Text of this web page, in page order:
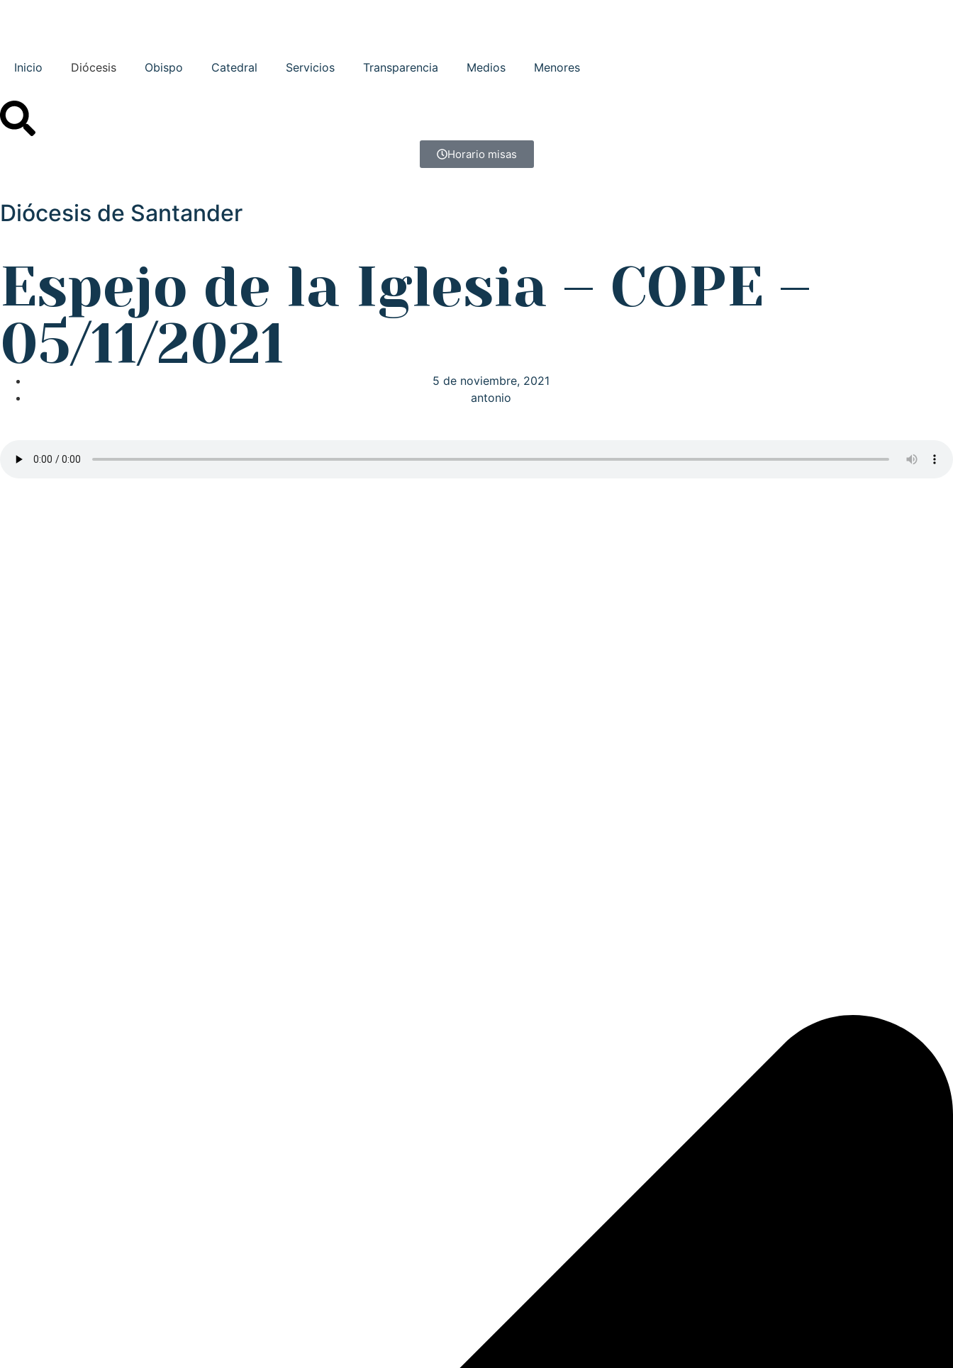
Inicio Diócesis Obispo Catedral Servicios Transparencia Medios Menores
Horario misas
Diócesis de Santander
Espejo de la Iglesia – COPE –
05/11/2021
5 de noviembre, 2021
antonio